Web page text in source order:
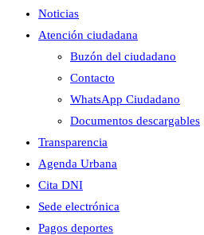
Noticias
Atención ciudadana
Buzón del ciudadano
Contacto
WhatsApp Ciudadano
Documentos descargables
Transparencia
Agenda Urbana
Cita DNI
Sede electrónica
Pagos deportes